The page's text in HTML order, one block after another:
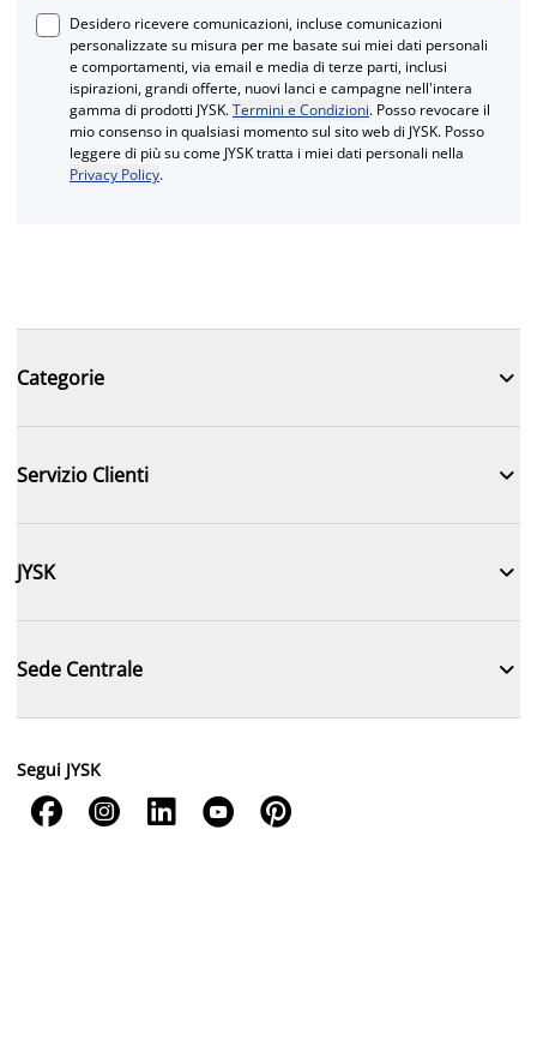
Desidero ricevere comunicazioni, incluse comunicazioni
personalizzate su misura per me basate sui miei dati personali
e comportamenti, via email e media di terze parti, inclusi
ispirazioni, grandi offerte, nuovi lanci e campagne nell'intera
gamma di prodotti JYSK.Termini e Condizioni. Posso revocare il
mio consenso in qualsiasi momento sul sito web di JYSK. Posso
leggere di più su come JYSK tratta i miei dati personali nella
Privacy Policy.
Categorie 
Servizio Clienti 
JYSK 
Sede Centrale 
Segui JYSK
    